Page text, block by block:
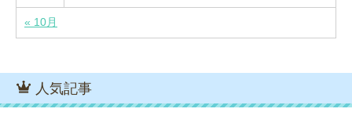
« 10月
人気記事